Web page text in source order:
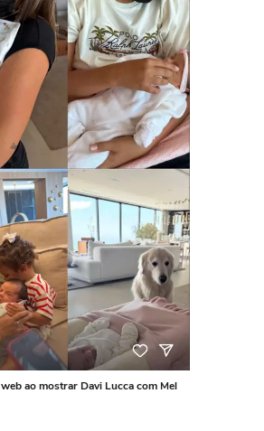
ao mostrar Davi Lucca com Mel